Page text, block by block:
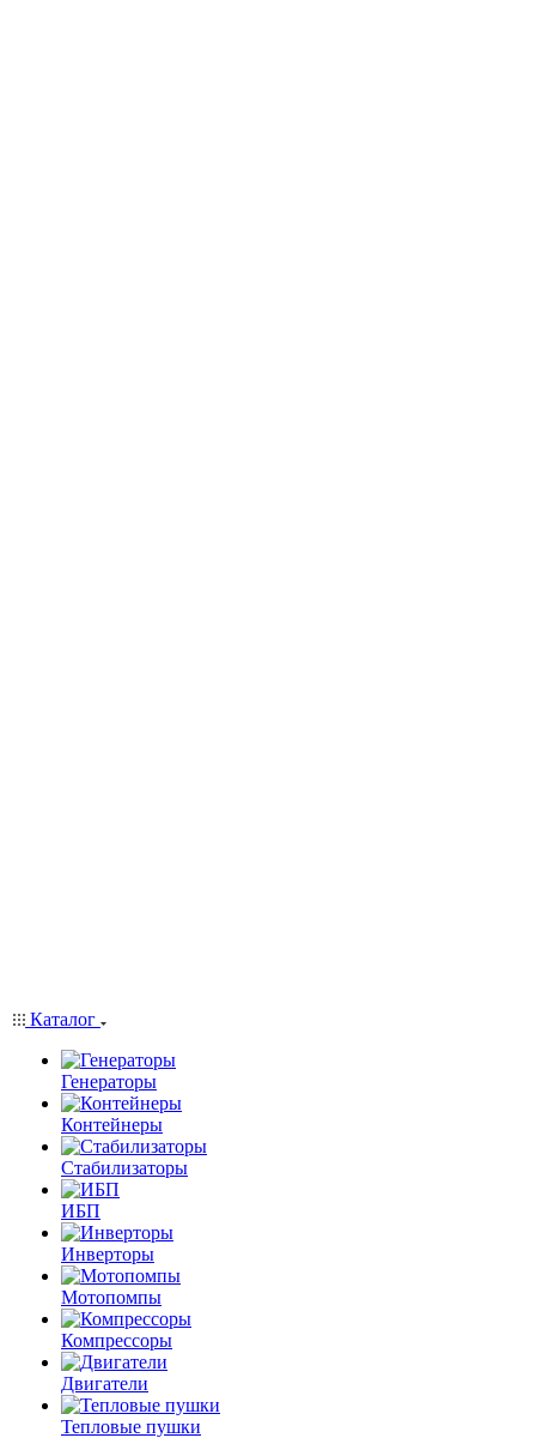
Каталог
Генераторы
Контейнеры
Стабилизаторы
ИБП
Инверторы
Мотопомпы
Компрессоры
Двигатели
Тепловые пушки